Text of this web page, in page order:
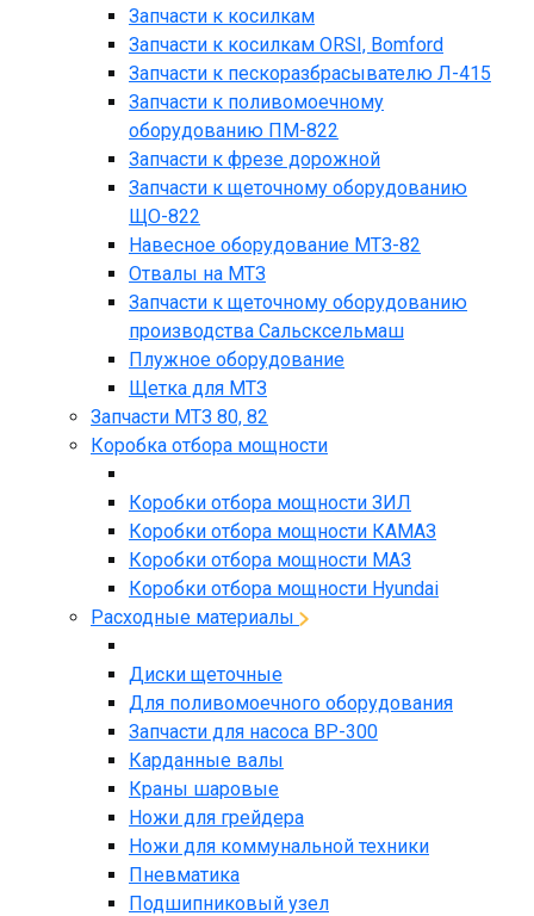
Запчасти к косилкам
Запчасти к косилкам ORSI, Bomford
Запчасти к пескоразбрасывателю Л-415
Запчасти к поливомоечному
оборудованию ПМ-822
Запчасти к фрезе дорожной
Запчасти к щеточному оборудованию
ЩО-822
Навесное оборудование МТЗ-82
Отвалы на МТЗ
Запчасти к щеточному оборудованию
производства Сальсксельмаш
Плужное оборудование
Щетка для МТЗ
Запчасти МТЗ 80, 82
Коробка отбора мощности
Коробки отбора мощности ЗИЛ
Коробки отбора мощности КАМАЗ
Коробки отбора мощности МАЗ
Коробки отбора мощности Hyundai
Расходные материалы
Диски щеточные
Для поливомоечного оборудования
Запчасти для насоса BP-300
Карданные валы
Краны шаровые
Ножи для грейдера
Ножи для коммунальной техники
Пневматика
Подшипниковый узел